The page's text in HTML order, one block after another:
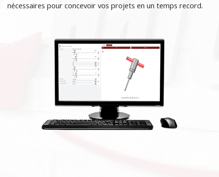
nécessaires pour concevoir vos projets en un temps record.